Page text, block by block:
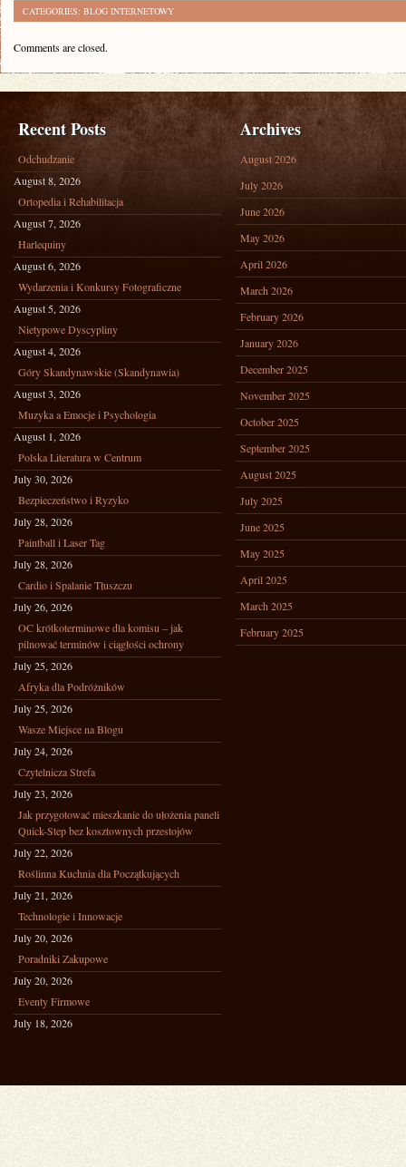
CATEGORIES: BLOG INTERNETOWY
Comments are closed.
Recent Posts
Odchudzanie
August 8, 2026
Ortopedia i Rehabilitacja
August 7, 2026
Harlequiny
August 6, 2026
Wydarzenia i Konkursy Fotograficzne
August 5, 2026
Nietypowe Dyscypliny
August 4, 2026
Góry Skandynawskie (Skandynawia)
August 3, 2026
Muzyka a Emocje i Psychologia
August 1, 2026
Polska Literatura w Centrum
July 30, 2026
Bezpieczeństwo i Ryzyko
July 28, 2026
Paintball i Laser Tag
July 28, 2026
Cardio i Spalanie Tłuszczu
July 26, 2026
OC krótkoterminowe dla komisu – jak
pilnować terminów i ciągłości ochrony
July 25, 2026
Afryka dla Podróżników
July 25, 2026
Wasze Miejsce na Blogu
July 24, 2026
Czytelnicza Strefa
July 23, 2026
Jak przygotować mieszkanie do ułożenia paneli
Quick-Step bez kosztownych przestojów
July 22, 2026
Roślinna Kuchnia dla Początkujących
July 21, 2026
Technologie i Innowacje
July 20, 2026
Poradniki Zakupowe
July 20, 2026
Eventy Firmowe
July 18, 2026
Archives
August 2026
July 2026
June 2026
May 2026
April 2026
March 2026
February 2026
January 2026
December 2025
November 2025
October 2025
September 2025
August 2025
July 2025
June 2025
May 2025
April 2025
March 2025
February 2025